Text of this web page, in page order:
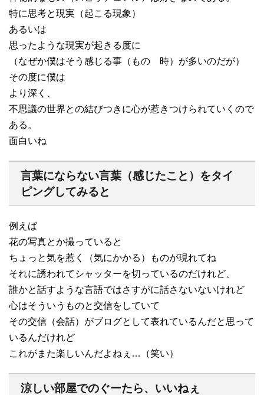
特に思考と現実（起こる現象）
あるいは
思ったような現実が起きる度に
（なぜか僕はそう感じる事（もの 時）が多いのだが）
その度に僕は
より深く、
不思議の世界との結びつきに心が惹きつけられていくので
ある。
面白いね
言葉にならない言葉（感じたこと）をタイ
ピングしてみると
例えば
花の写真とか撮っていると
ちょっと気を惹く（気にかかる）ものが現れてね
それに誘われてシャッターを切っているのだけれど、
誰かと話すような言語ではさすがに話さないないけれど
心はそういうものと交信をしていて
その交信（会話）がブログとして表れているんだと思って
いるんだけれど
これがまた楽しいんだよねぇ…（笑い）
涼しい部屋でのぐーたら、いいねぇ